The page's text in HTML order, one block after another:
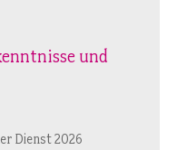
und
Dienst 2026